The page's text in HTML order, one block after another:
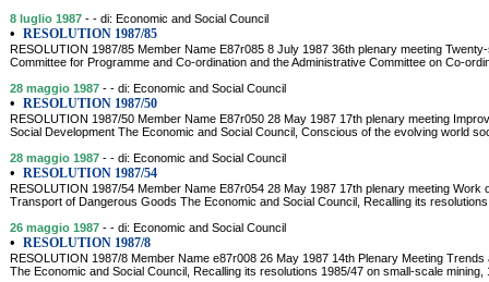
8 luglio 1987 - - di: Economic and Social Council
• RESOLUTION 1987/85
RESOLUTION 1987/85 Member Name E87r085 8 July 1987 36th plenary meeting
Committee for Programme and Co-ordination and the Administrative Committee on Co-
28 maggio 1987 - - di: Economic and Social Council
• RESOLUTION 1987/50
RESOLUTION 1987/50 Member Name E87r050 28 May 1987 17th plenary meeting
Social Development The Economic and Social Council, Conscious of the evolving world
28 maggio 1987 - - di: Economic and Social Council
• RESOLUTION 1987/54
RESOLUTION 1987/54 Member Name E87r054 28 May 1987 17th plenary meeting Work
Transport of Dangerous Goods The Economic and Social Council, Recalling its
26 maggio 1987 - - di: Economic and Social Council
• RESOLUTION 1987/8
RESOLUTION 1987/8 Member Name e87r008 26 May 1987 14th Plenary Meeting
The Economic and Social Council, Recalling its resolutions 1985/47 on small-scale